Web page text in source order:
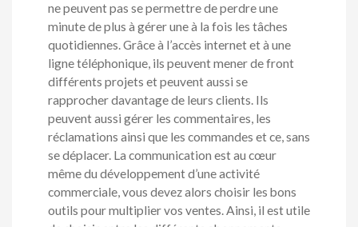
ne peuvent pas se permettre de perdre une
minute de plus à gérer une à la fois les tâches
quotidiennes. Grâce à l’accès internet et à une
ligne téléphonique, ils peuvent mener de front
différents projets et peuvent aussi se
rapprocher davantage de leurs clients. Ils
peuvent aussi gérer les commentaires, les
réclamations ainsi que les commandes et ce, sans
se déplacer. La communication est au cœur
même du développement d’une activité
commerciale, vous devez alors choisir les bons
outils pour multiplier vos ventes. Ainsi, il est utile